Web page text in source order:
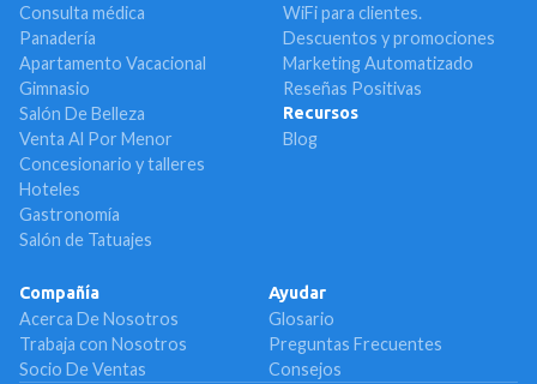
Consulta médica
Panadería
Apartamento Vacacional
Gimnasio
Salón De Belleza
Venta Al Por Menor
Concesionario y talleres
Hoteles
Gastronomía
Salón de Tatuajes
WiFi para clientes.
Descuentos y promociones
Marketing Automatizado
Reseñas Positivas
Recursos
Blog
Compañía
Acerca De Nosotros
Trabaja con Nosotros
Socio De Ventas
Ayudar
Glosario
Preguntas Frecuentes
Consejos